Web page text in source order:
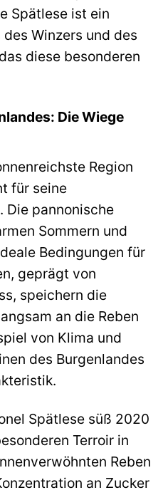
Spätlese ist ein
Winzers und des
diese besonderen
Die Wiege
Region
für seine
Die pannonische
Sommern und
Bedingungen für
geprägt von
speichern die
an die Reben
von Klima und
des Burgenlandes
Spätlese süß 2020
Terroir in
Reben
an Zucker